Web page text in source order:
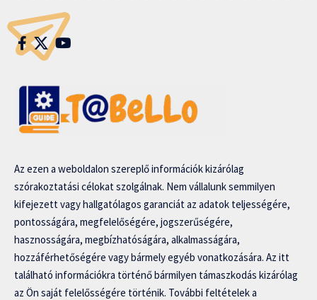
Az ezen a weboldalon szereplő információk kizárólag
szórakoztatási célokat szolgálnak. Nem vállalunk semmilyen
kifejezett vagy hallgatólagos garanciát az adatok teljességére,
pontosságára, megfelelőségére, jogszerűségére,
hasznosságára, megbízhatóságára, alkalmasságára,
hozzáférhetőségére vagy bármely egyéb vonatkozására. Az itt
található információkra történő bármilyen támaszkodás kizárólag
az Ön saját felelősségére történik. További feltételek a